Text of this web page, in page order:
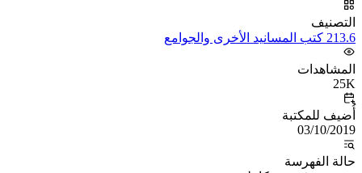
التصنيف
213.6 كتب المسانيد الأخرى والجوامع
المشاهدات
25K
أُضيف للمكتبة
03/10/2019
حالة الفهرسة